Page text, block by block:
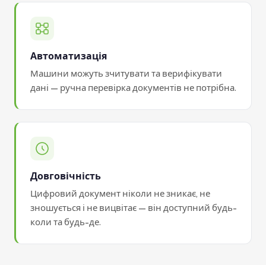
Автоматизація
Машини можуть зчитувати та верифікувати
дані — ручна перевірка документів не потрібна.
Довговічність
Цифровий документ ніколи не зникає, не
зношується і не вицвітає — він доступний будь-
коли та будь-де.